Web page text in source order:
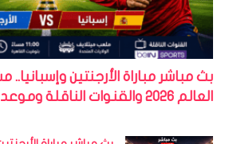
بث مباشر مباراة الأرجنتين
العالم 2026 والقنوات الناقلة وموعد اللقاء